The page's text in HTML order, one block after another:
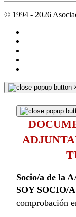
© 1994 - 2026
Socio/a de la
SOY SOCIO/
comprobación